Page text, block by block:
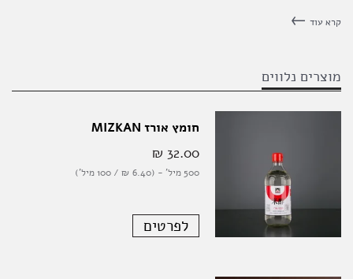
קרא עוד
מוצרים נלווים
חומץ אורז MIZKAN
32.00 ‏₪
500 מיל' - (6.40 ‏₪ / 100 מיל')
לפרטים